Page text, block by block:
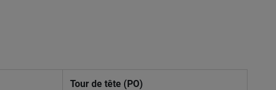
Tour de tête (PO)